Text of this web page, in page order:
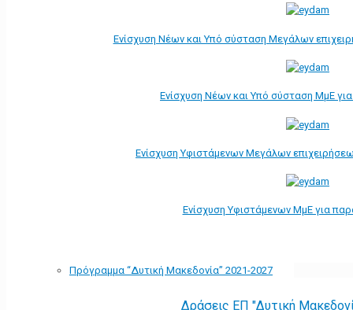
Ενίσχυση Νέων και Υπό σύσταση Μεγάλων
Ενίσχυση Νέων και Υπό σύσταση ΜμΕ
Ενίσχυση Υφιστάμενων Μεγάλων
Ενίσχυση Υφιστάμενων ΜμΕ για
Πρόγραμμα “Δυτική Μακεδονία” 2021-2027
Δράσεις ΕΠ "Δυτική